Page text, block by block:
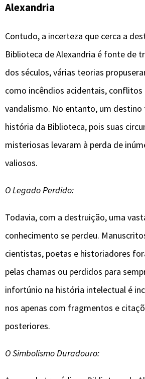
Alexandria
Contudo, a incerteza que cerca a
Biblioteca de Alexandria é fonte de
dos séculos, várias teorias
como incêndios acidentais,
vandalismo. No entanto, um destino
história da Biblioteca, pois suas
misteriosas levaram à perda de
valiosos.
O Legado Perdido:
Todavia, com a destruição, uma
conhecimento se perdeu.
cientistas, poetas e historiadores
pelas chamas ou perdidos para
infortúnio na história intelectual é
nos apenas com fragmentos e
posteriores.
O Simbolismo Duradouro: